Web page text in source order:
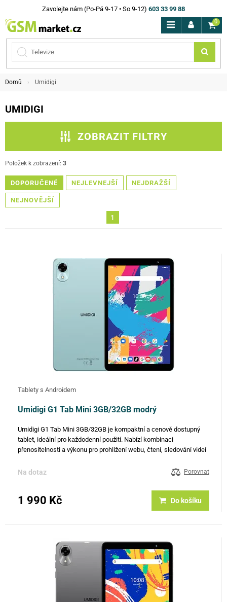
Zavolejte nám (Po-Pá 9-17 • So 9-12) 603 33 99 88
0
Domů Umidigi
UMIDIGI
ZOBRAZIT FILTRY
CENA
FILTROVAT
Položek k zobrazení: 3
DOPORUČENÉ NEJLEVNEJŠÍ NEJDRAŽŠÍ
NEJNOVĚJŠÍ
1
Tablety s Androidem
Umidigi G1 Tab Mini 3GB/32GB modrý
Umidigi G1 Tab Mini 3GB/32GB je kompaktní a cenově dostupný
tablet, ideální pro každodenní použití. Nabízí kombinaci
přenositelnosti a výkonu pro prohlížení webu, čtení, sledování videí
Na dotaz Porovnat
1 990 Kč Do košíku